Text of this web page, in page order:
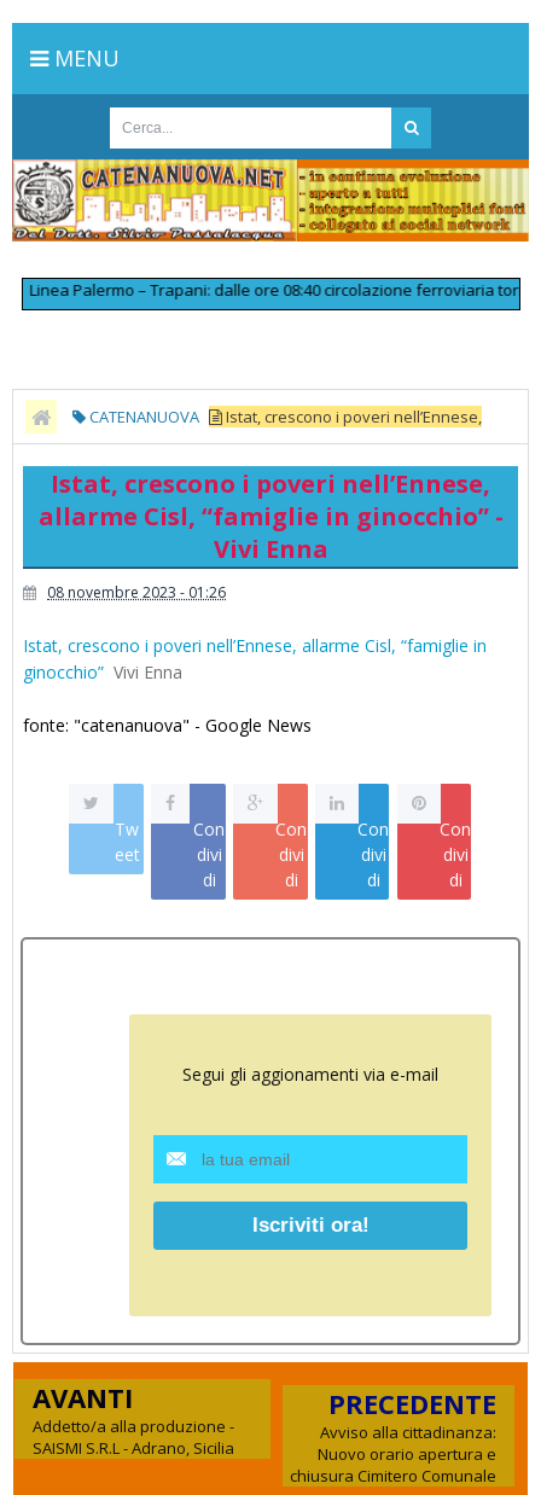
MENU
Palermo – Trapani: dalle ore 08:40 circolazione ferroviaria tornata
CATENANUOVA Istat, crescono i poveri nell’Ennese,
allarme Cisl, “famiglie in ginocchio” - Vivi Enna
Istat, crescono i poveri nell’Ennese,
allarme Cisl, “famiglie in ginocchio” -
Vivi Enna
08 novembre 2023 - 01:26
Istat, crescono i poveri nell’Ennese, allarme Cisl, “famiglie in
ginocchio” Vivi Enna
fonte: "catenanuova" - Google News
Tw
eet
Con
divi
di
Con
divi
di
Con
divi
di
Con
divi
di
Segui gli aggionamenti via e-mail
AVANTI
Addetto/a alla produzione -
SAISMI S.R.L - Adrano, Sicilia
PRECEDENTE
Avviso alla cittadinanza:
Nuovo orario apertura e
chiusura Cimitero Comunale